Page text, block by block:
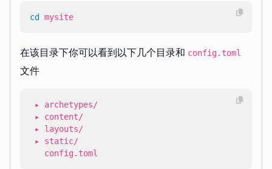
cd mysite
在该目录下你可以看到以下几个目录和 config.toml
文件
   config.toml